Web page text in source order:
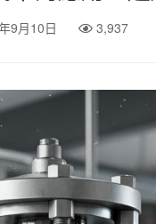
9月10日 3,937